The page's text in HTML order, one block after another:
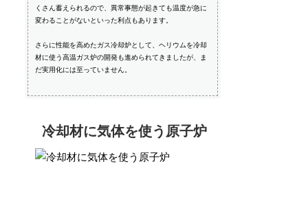
くさん蓄えられるので、異常事態が起きても温度が急に
変わることがないといった利点もあります。
さらに性能を高めたガス冷却炉として、ヘリウムを冷却
材に使う高温ガス炉の開発も進められてきましたが、ま
だ実用化には至っていません。
冷却材に気体を使う原子炉